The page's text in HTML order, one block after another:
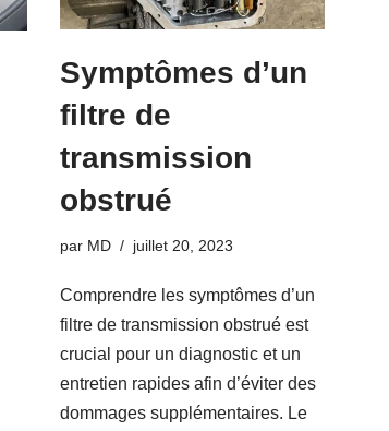
Symptômes d’un
filtre de
transmission
obstrué
par MD juillet 20, 2023
Comprendre les symptômes d’un
filtre de transmission obstrué est
crucial pour un diagnostic et un
entretien rapides afin d’éviter des
dommages supplémentaires. Le